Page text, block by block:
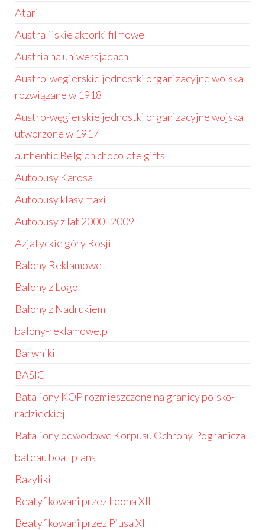
Atari
Australijskie aktorki filmowe
Austria na uniwersjadach
Austro-węgierskie jednostki organizacyjne wojska
rozwiązane w 1918
Austro-węgierskie jednostki organizacyjne wojska
utworzone w 1917
authentic Belgian chocolate gifts
Autobusy Karosa
Autobusy klasy maxi
Autobusy z lat 2000–2009
Azjatyckie góry Rosji
Balony Reklamowe
Balony z Logo
Balony z Nadrukiem
balony-reklamowe.pl
Barwniki
BASIC
Bataliony KOP rozmieszczone na granicy polsko-
radzieckiej
Bataliony odwodowe Korpusu Ochrony Pogranicza
bateau boat plans
Bazyliki
Beatyfikowani przez Leona XII
Beatyfikowani przez Piusa XI